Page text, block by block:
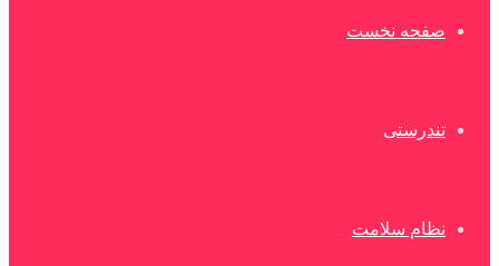
صفحه نخست
تندرستی
نظام سلامت